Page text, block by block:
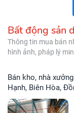
Bất động sản
Thông tin mua bán
hình ảnh, pháp lý
Bán kho, nhà xưởng tại Đường Bùi Hữu Nghĩa, Phường Tân
Hạnh, Biên Hòa,